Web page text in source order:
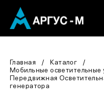
Главная
Каталог
Мобильные осветительные
Передвижная
генератора